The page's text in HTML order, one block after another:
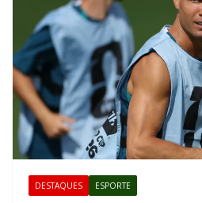
DESTAQUES ESPORTE